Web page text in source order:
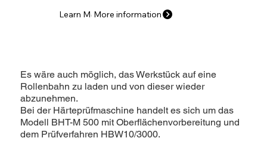
Es wäre auch möglich, das Werkstück auf eine
Rollenbahn zu laden und von dieser wieder
abzunehmen.
Bei der Härteprüfmaschine handelt es sich um das
Modell BHT-M 500 mit Oberflächenvorbereitung und
dem Prüfverfahren HBW10/3000.
Learn MoreMore information